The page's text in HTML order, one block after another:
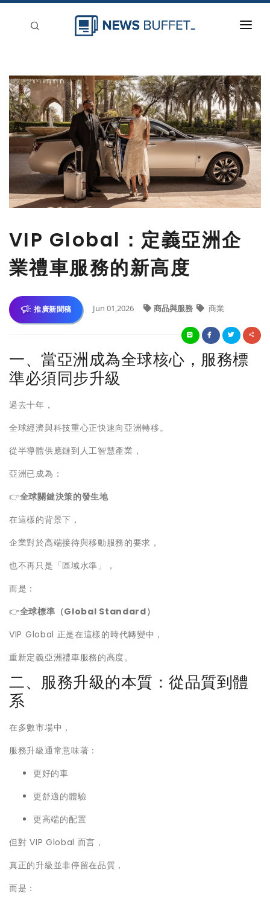
新聞稿分類
登入
刊登
VIP Global：定義亞洲企
業禮車服務的新高度
推廣新聞稿 Jun 01,2026 商品與服務 商業
一、當亞洲成為全球核心，服務標
準必須同步升級
過去十年，
全球經濟與科技重心正快速向亞洲轉移。
從半導體供應鏈到人工智慧產業，
亞洲已成為：
👉全球關鍵決策的發生地
在這樣的背景下，
企業對於高端接待與移動服務的要求，
也不再只是「區域水準」，
而是：
👉全球標準（Global Standard）
VIP Global 正是在這樣的時代轉變中，
重新定義亞洲禮車服務的高度。
二、服務升級的本質：從品質到體
系
在多數市場中，
服務升級通常意味著：
更好的車
更舒適的體驗
更高端的配置
但對 VIP Global 而言，
真正的升級並非停留在品質，
而是：